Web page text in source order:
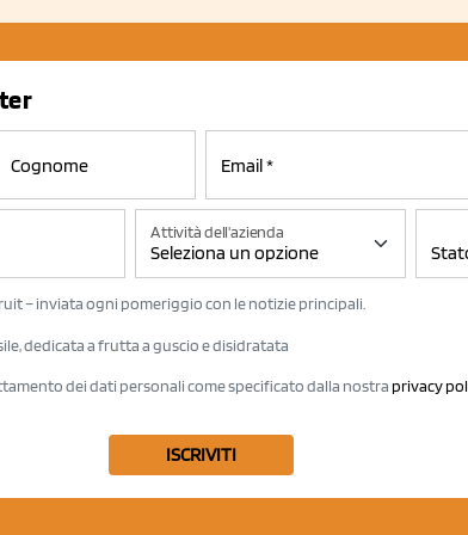
Attività dell'azienda
– inviata ogni pomeriggio con le notizie principali.
dedicata a frutta a guscio e disidratata
dei dati personali come specificato dalla nostra privacy
ISCRIVITI